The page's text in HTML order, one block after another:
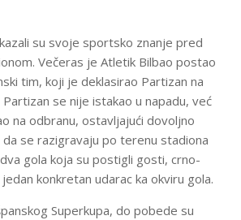
su svoje sportsko znanje pred
Večeras je Atletik Bilbao postao
tim, koji je deklasirao Partizan na
se nije istakao u napadu, već
na odbranu, ostavljajući dovoljno
se razigravaju po terenu stadiona
dva gola koja su postigli gosti, crno-
konkretan udarac ka okviru gola.
Superkupa, do pobede su